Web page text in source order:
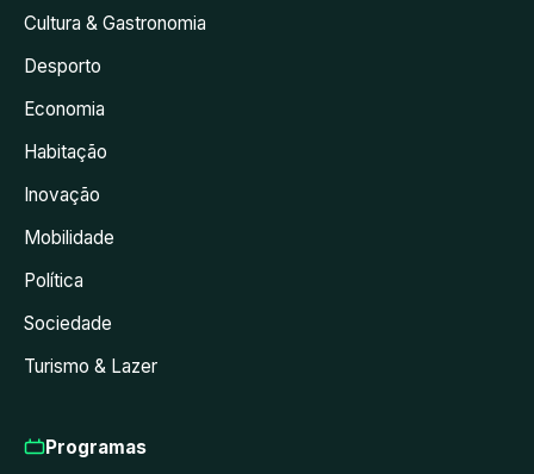
Cultura & Gastronomia
Desporto
Economia
Habitação
Inovação
Mobilidade
Política
Sociedade
Turismo & Lazer
Programas